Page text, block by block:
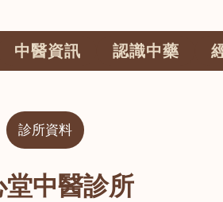
中醫資訊 認識中藥
診所資料
堂中醫診所